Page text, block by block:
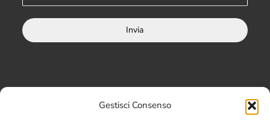
Gestisci Consenso
Invia
★ Vincitori dei Digital360 Awards 2022: